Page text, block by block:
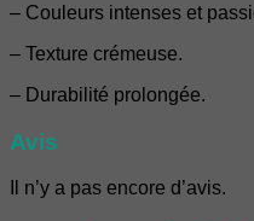
– Couleurs intenses et
– Texture crémeuse.
– Durabilité prolongée.
Avis
Il n’y a pas encore d’avis.